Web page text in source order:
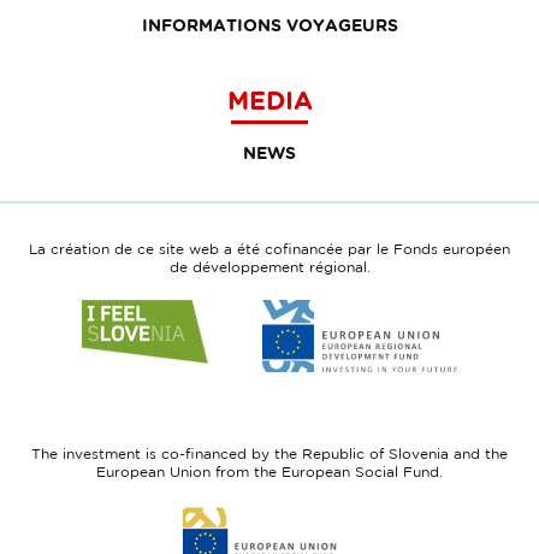
INFORMATIONS VOYAGEURS
MEDIA
NEWS
La création de ce site web a été cofinancée par le Fonds européen
de développement régional.
to
website
to
website
Fund
The investment is co-financed by the Republic of Slovenia and the
European Union from the European Social Fund.
to